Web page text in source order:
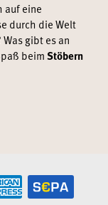
auf eine
durch die Welt
gibt es an
beimStöbern